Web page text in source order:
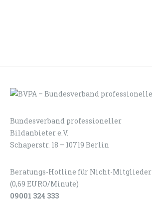
Bundesverband professioneller
Bildanbieter e.V.
Schaperstr. 18 – 10719 Berlin
Beratungs-Hotline für Nicht-Mitglieder
(0,69 EURO/Minute)
09001 324 333